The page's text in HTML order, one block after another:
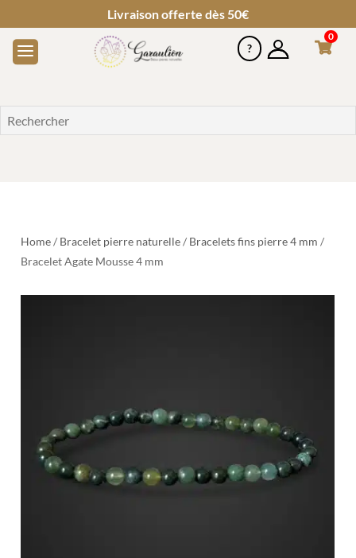
Livraison offerte dès 50€
0
Home/ Bracelet pierre naturelle/ Bracelets fins pierre 4 mm /
Bracelet Agate Mousse 4 mm